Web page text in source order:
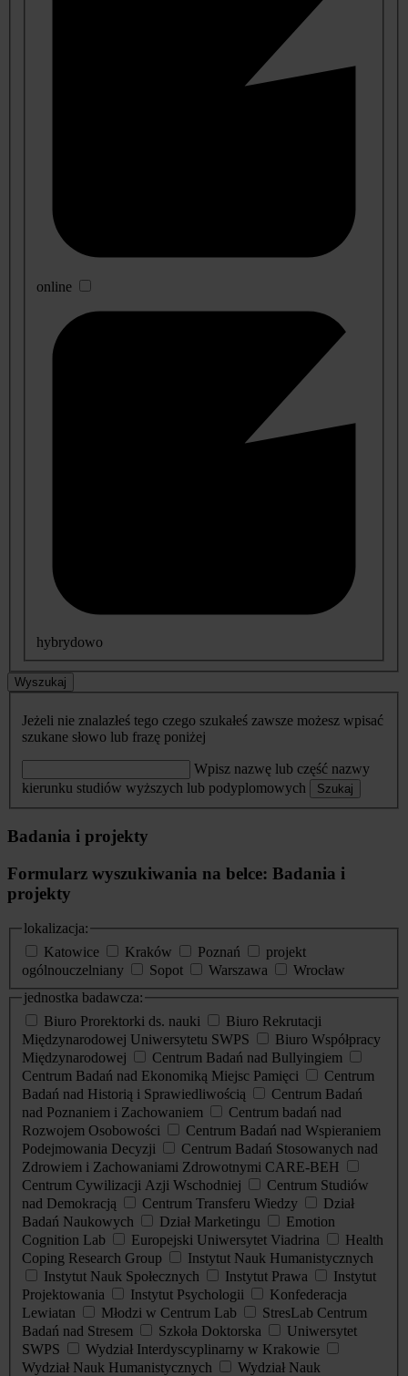
online
hybrydowo
Wyszukaj
Jeżeli nie znalazłeś tego czego szukałeś zawsze możesz wpisać
szukane słowo lub frazę poniżej
Wpisz nazwę lub część nazwy
kierunku studiów wyższych lub podyplomowych
Szukaj
Badania i projekty
Formularz wyszukiwania na belce: Badania i
projekty
lokalizacja:
Katowice
Kraków Poznań
projekt
ogólnouczelniany
Sopot Warszawa
Wrocław
jednostka badawcza:
Biuro Prorektorki ds. nauki
Biuro Rekrutacji
Międzynarodowej Uniwersytetu SWPS
Biuro Współpracy
Międzynarodowej
Centrum Badań nad Bullyingiem
Centrum Badań nad Ekonomiką Miejsc Pamięci
Centrum
Badań nad Historią i Sprawiedliwością
Centrum Badań
nad Poznaniem i Zachowaniem
Centrum badań nad
Rozwojem Osobowości
Centrum Badań nad Wspieraniem
Podejmowania Decyzji
Centrum Badań Stosowanych nad
Zdrowiem i Zachowaniami Zdrowotnymi CARE-BEH
Centrum Cywilizacji Azji Wschodniej
Centrum Studiów
nad Demokracją
Centrum Transferu Wiedzy
Dział
Badań Naukowych
Dział Marketingu
Emotion
Cognition Lab
Europejski Uniwersytet Viadrina
Health
Coping Research Group
Instytut Nauk Humanistycznych
Instytut Nauk Społecznych
Instytut Prawa
Instytut
Projektowania
Instytut Psychologii
Konfederacja
Lewiatan
Młodzi w Centrum Lab
StresLab Centrum
Badań nad Stresem
Szkoła Doktorska
Uniwersytet
SWPS
Wydział Interdyscyplinarny w Krakowie
Wydział Nauk Humanistycznych
Wydział Nauk